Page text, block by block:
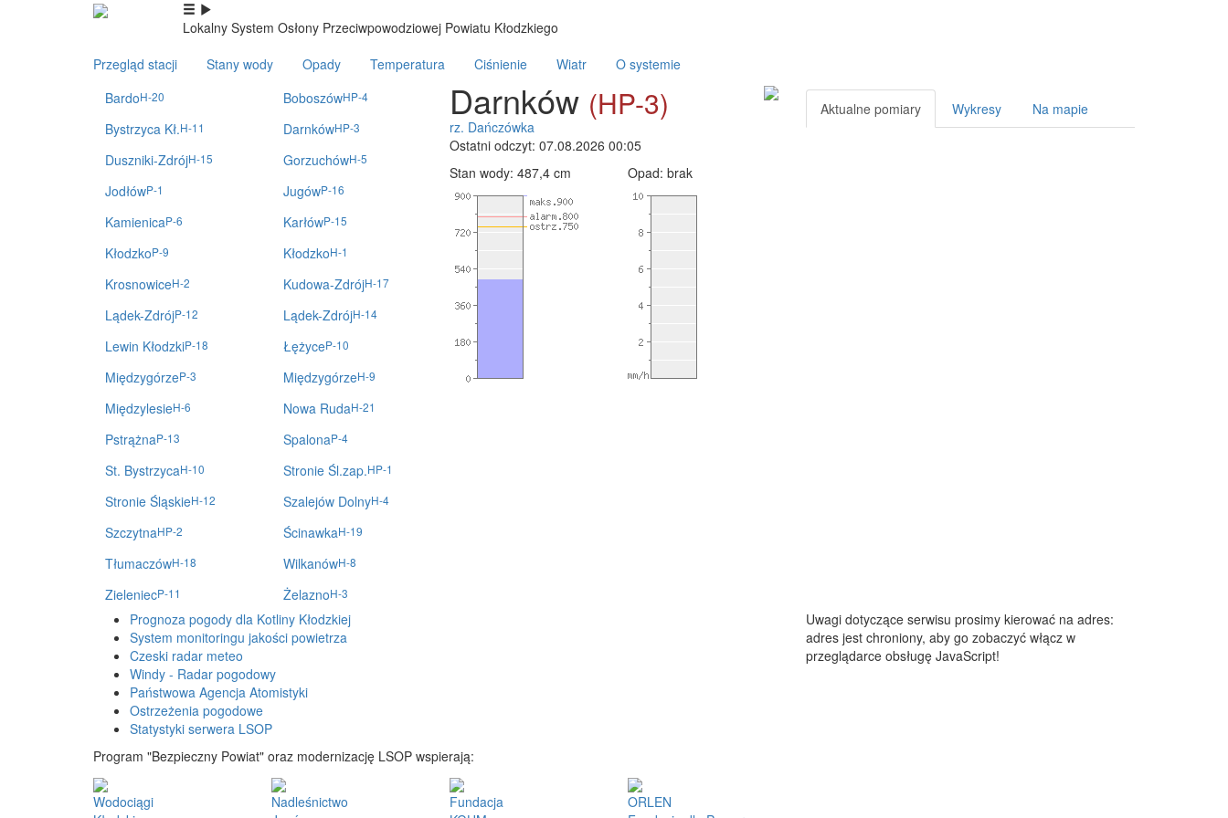
Lokalny System Osłony Przeciwpowodziowej Powiatu Kłodzkiego
Przegląd stacji
Stany wody Opady Temperatura Ciśnienie Wiatr O systemie
H-20
Bardo HP-4
Boboszów
H-11
Bystrzyca Kł. HP-3
Darnków
H-15
Duszniki-Zdrój H-5
Gorzuchów
P-1
Jodłów P-16
Jugów
P-6
Kamienica P-15
Karłów
P-9
Kłodzko H-1
Kłodzko
H-2
Krosnowice H-17
Kudowa-Zdrój
P-12
Lądek-Zdrój H-14
Lądek-Zdrój
P-18
Lewin Kłodzki P-10
Łężyce
P-3
Międzygórze H-9
Międzygórze
H-6
Międzylesie H-21
Nowa Ruda
P-13
Pstrążna P-4
Spalona
H-10
St. Bystrzyca HP-1
Stronie Śl.zap.
H-12
Stronie Śląskie H-4
Szalejów Dolny
HP-2
Szczytna H-19
Ścinawka
H-18
Tłumaczów H-8
Wilkanów
P-11
Zieleniec H-3
Żelazno
Darnków (HP-3)
rz. Dańczówka
Aktualne pomiary Wykresy
Na mapie
Ostatni odczyt: 07.08.2026 00:05
Stan wody: 487,4 cm Opad: brak
Prognoza pogody dla Kotliny Kłodzkiej
System monitoringu jakości powietrza
Czeski radar meteo
Windy - Radar pogodowy
Państwowa Agencja Atomistyki
Ostrzeżenia pogodowe
Statystyki serwera LSOP
Uwagi dotyczące serwisu prosimy kierować na adres:
adres jest chroniony, aby go zobaczyć włącz w
przeglądarce obsługę JavaScript!
Program "Bezpieczny Powiat" oraz modernizację LSOP wspierają:
Wodociągi
Nadleśnictwo
Fundacja
ORLEN